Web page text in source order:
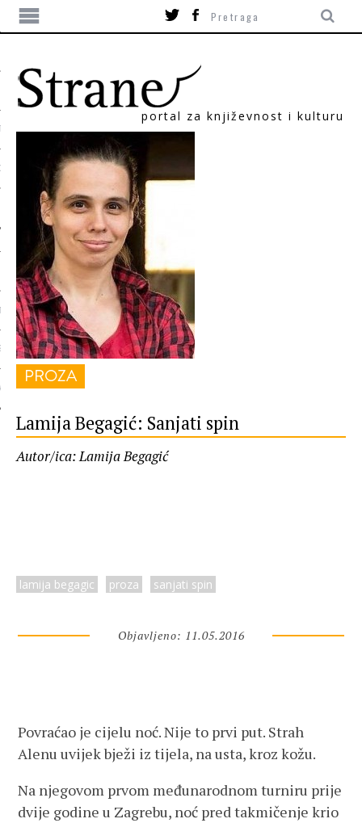
portal za književnost i kulturu
PROZA
Lamija Begagić: Sanjati spin
Autor/ica: Lamija Begagić
lamija begagic proza sanjati spin
Objavljeno: 11.05.2016
Povraćao je cijelu noć. Nije to prvi put. Strah
Alenu uvijek bježi iz tijela, na usta, kroz kožu.
Na njegovom prvom međunarodnom turniru prije
dvije godine u Zagrebu, noć pred takmičenje krio